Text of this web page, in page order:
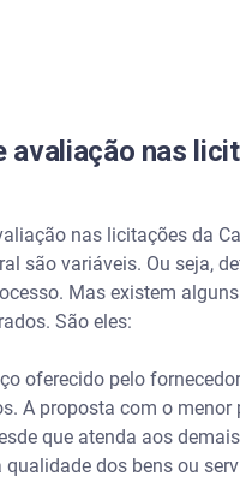
avaliação nas
nas licitações da
são variáveis. Ou seja,
Mas existem
São eles:
oferecido pelo
A proposta com o menor
que atenda aos
qualidade dos bens ou